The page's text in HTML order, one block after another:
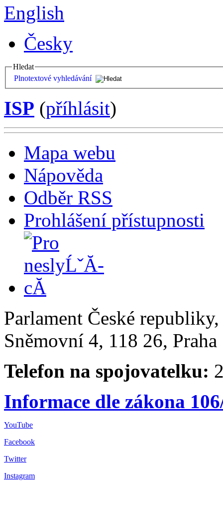
English
Česky
Hledat
Plnotextové vyhledávání
ISP (příhlásit)
Mapa webu
Nápověda
Odběr RSS
Prohlášení přístupnosti
Parlament České
Sněmovní 4, 118 26,
Telefon na spojovatelku:
Informace dle zákona
YouTube
Facebook
Twitter
Instagram